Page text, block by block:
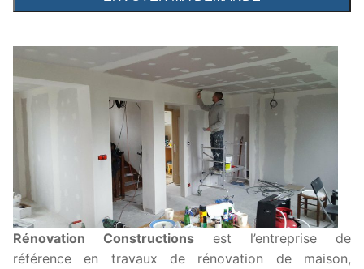
Rénovation Constructions est l’entreprise de
référence en travaux de rénovation de maison,